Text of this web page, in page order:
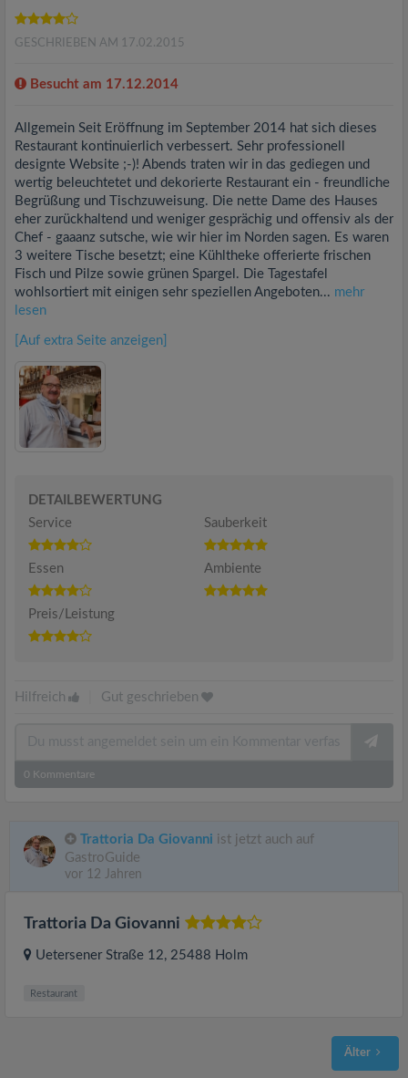
GESCHRIEBEN AM 17.02.2015
Besucht am 17.12.2014
Allgemein Seit Eröffnung im September 2014 hat sich dieses
Restaurant kontinuierlich verbessert. Sehr professionell
designte Website ;-)! Abends traten wir in das gediegen und
wertig beleuchtetet und dekorierte Restaurant ein - freundliche
Begrüßung und Tischzuweisung. Die nette Dame des Hauses
eher zurückhaltend und weniger gesprächig und offensiv als der
Chef - gaaanz sutsche, wie wir hier im Norden sagen. Es waren
3 weitere Tische besetzt; eine Kühltheke offerierte frischen
Fisch und Pilze sowie grünen Spargel. Die Tagestafel
wohlsortiert mit einigen sehr speziellen Angeboten... mehr
lesen
[Auf extra Seite anzeigen]
DETAILBEWERTUNG
Service
Sauberkeit
Essen Ambiente
Preis/Leistung
Hilfreich Gut geschrieben
0 Kommentare
Trattoria Da Giovanni ist jetzt auch auf
GastroGuide
vor 12 Jahren
Trattoria Da Giovanni
Uetersener Straße 12, 25488 Holm
Restaurant
Älter